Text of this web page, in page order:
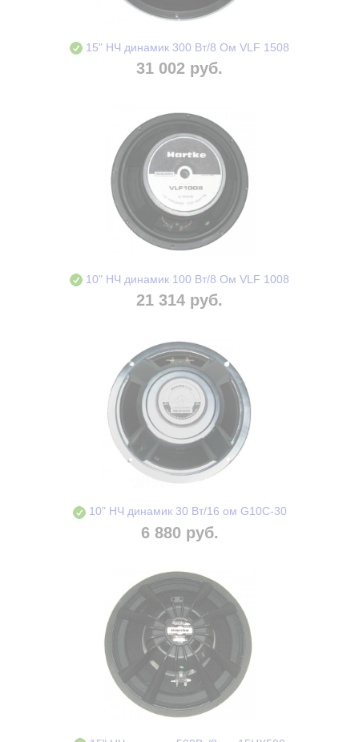
15" НЧ динамик 300 Вт/8 Ом VLF 1508
31 002 руб.
10" НЧ динамик 100 Вт/8 Ом VLF 1008
21 314 руб.
10" НЧ динамик 30 Вт/16 ом G10C-30
6 880 руб.